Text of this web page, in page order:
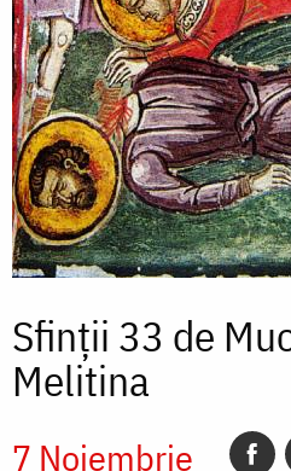
Sfinții 33 de
Melitina
7 Noiembrie